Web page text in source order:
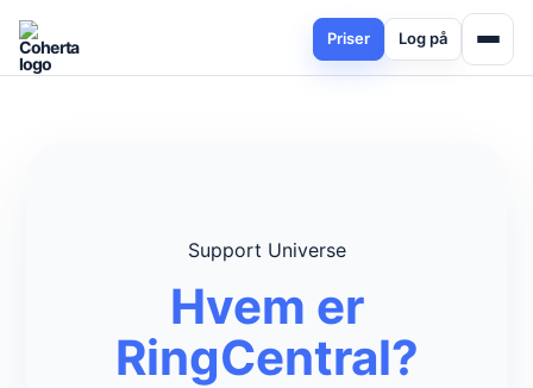
Priser Log på
Support Universe
Hvem er
RingCentral?